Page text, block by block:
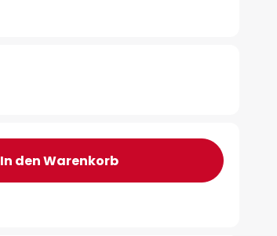
In den Warenkorb